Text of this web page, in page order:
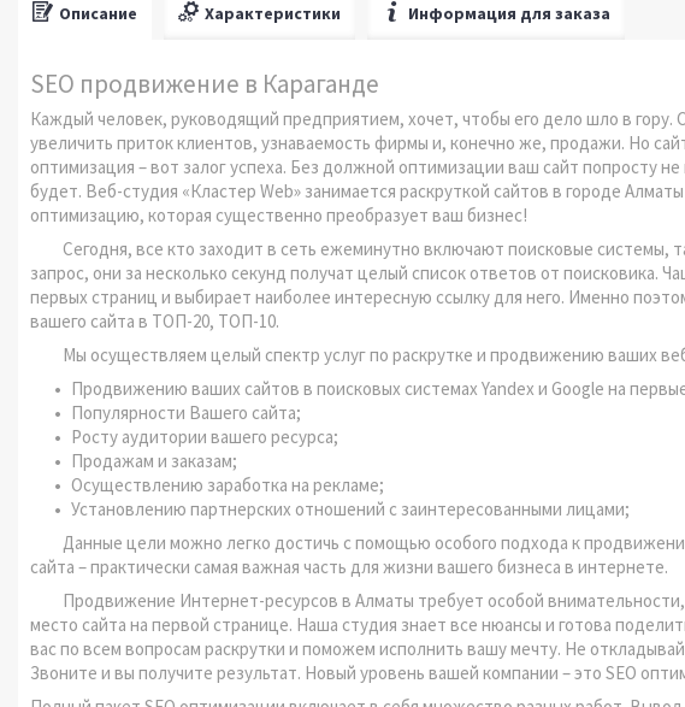
Описание Характеристики Информация для заказа
SEO продвижение в Караганде
Каждый человек, руководящий предприятием, хочет, чтобы его дело шло в гору.
увеличить приток клиентов, узнаваемость фирмы и, конечно же, продажи. Но
оптимизация – вот залог успеха. Без должной оптимизации ваш сайт попросту не
будет. Веб-студия «Кластер Web» занимается раскруткой сайтов в городе
оптимизацию, которая существенно преобразует ваш бизнес!
Сегодня, все кто заходит в сеть ежеминутно включают поисковые системы,
запрос, они за несколько секунд получат целый список ответов от поисковика.
первых страниц и выбирает наиболее интересную ссылку для него. Именно
вашего сайта в ТОП-20, ТОП-10.
Мы осуществляем целый спектр услуг по раскрутке и продвижению ваших
Продвижению ваших сайтов в поисковых системах Yandex и Google на
Популярности Вашего сайта;
Росту аудитории вашего ресурса;
Продажам и заказам;
Осуществлению заработка на рекламе;
Установлению партнерских отношений с заинтересованными лицами;
Данные цели можно легко достичь с помощью особого подхода к
сайта – практически самая важная часть для жизни вашего бизнеса в интернете.
Продвижение Интернет-ресурсов в Алматы требует особой внимательности,
место сайта на первой странице. Наша студия знает все нюансы и готова
вас по всем вопросам раскрутки и поможем исполнить вашу мечту. Не
Звоните и вы получите результат. Новый уровень вашей компании – это SEO